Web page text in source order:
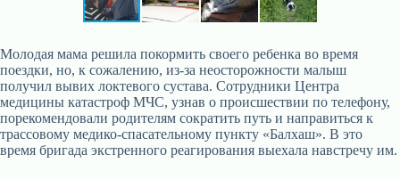
Молодая мама решила покормить своего ребенка во время
поездки, но, к сожалению, из-за неосторожности малыш
получил вывих локтевого сустава. Сотрудники Центра
медицины катастроф МЧС, узнав о происшествии по телефону,
порекомендовали родителям сократить путь и направиться к
трассовому медико-спасательному пункту «Балхаш». В это
время бригада экстренного реагирования выехала навстречу им.